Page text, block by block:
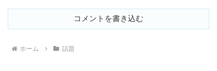
コメントを書き込む
ホーム 話題